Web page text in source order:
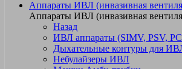
Аппараты ИВЛ (инвазивная
Аппараты ИВЛ (инвазивная
Назад
ИВЛ аппараты (SIMV, PSV,
Дыхательные контуры для
Небулайзеры ИВЛ